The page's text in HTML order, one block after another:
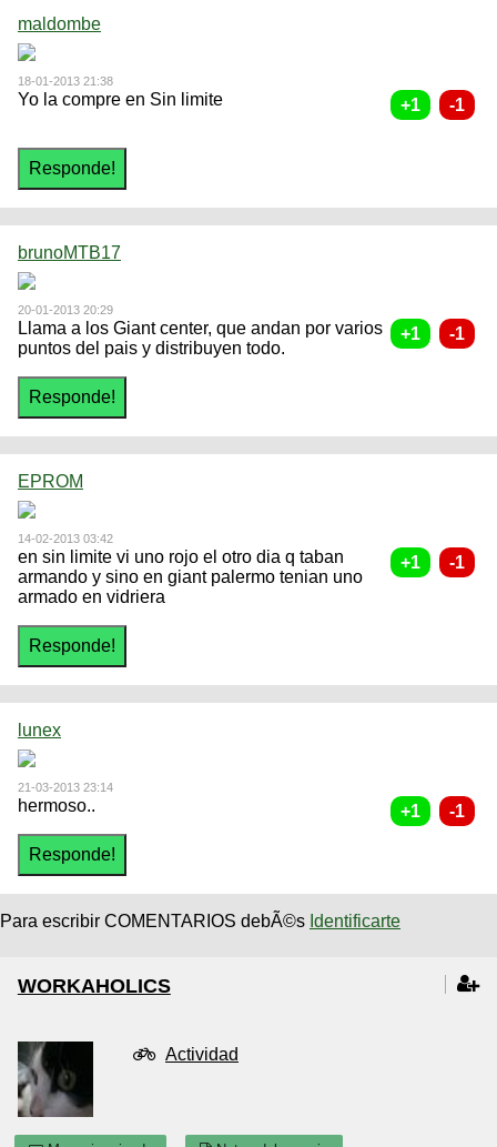
maldombe
18-01-2013 21:38
Yo la compre en Sin limite
brunoMTB17
20-01-2013 20:29
Llama a los Giant center, que andan por varios
puntos del pais y distribuyen todo.
EPROM
14-02-2013 03:42
en sin limite vi uno rojo el otro dia q taban
armando y sino en giant palermo tenian uno
armado en vidriera
lunex
21-03-2013 23:14
hermoso..
Para escribir COMENTARIOS debÃ©s Identificarte
WORKAHOLICS
Actividad